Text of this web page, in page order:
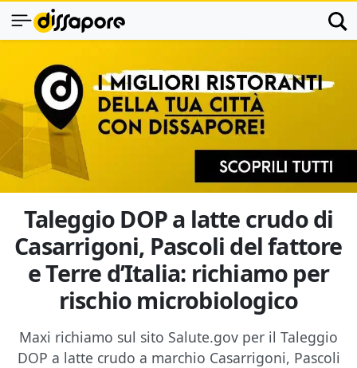
Taleggio DOP a latte crudo di
Casarrigoni, Pascoli del fattore
e Terre d’Italia: richiamo per
rischio microbiologico
Maxi richiamo sul sito Salute.gov per il Taleggio
DOP a latte crudo a marchio Casarrigoni, Pascoli